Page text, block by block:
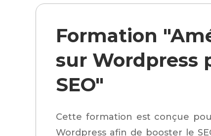
Formation
sur Wordpress
SEO"
Cette formation est conçue
Wordpress afin de booster le